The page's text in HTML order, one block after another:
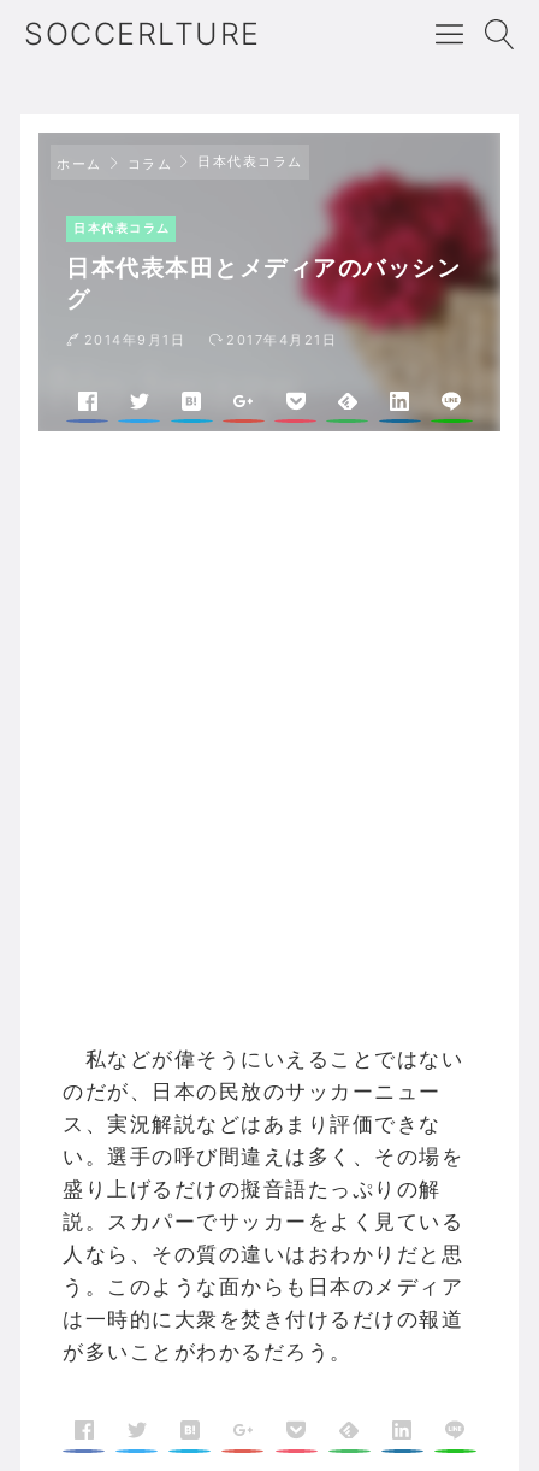
SOCCERLTURE
ホーム コラム 日本代表コラム
日本代表コラム
日本代表本田とメディアのバッシン
グ
2014年9月1日 2017年4月21日
私などが偉そうにいえることではない
のだが、日本の民放のサッカーニュー
ス、実況解説などはあまり評価できな
い。選手の呼び間違えは多く、その場を
盛り上げるだけの擬音語たっぷりの解
説。スカパーでサッカーをよく見ている
人なら、その質の違いはおわかりだと思
う。このような面からも日本のメディア
は一時的に大衆を焚き付けるだけの報道
が多いことがわかるだろう。